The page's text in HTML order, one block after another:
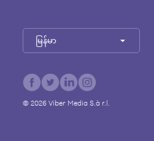
မြန်မာ
© 2026Viber Media S.à r.l.